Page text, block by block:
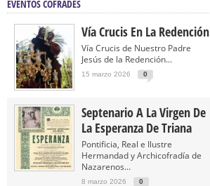
EVENTOS COFRADES
Vía Crucis En La Redención
Vía Crucis de Nuestro Padre
Jesús de la Redención...
15 marzo 2026 0
Septenario A La Virgen De
La Esperanza De Triana
Pontificia, Real e Ilustre
Hermandad y Archicofradía de
Nazarenos...
8 marzo 2026 0